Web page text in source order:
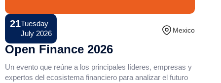
21Tuesday
July 2026
Conference Mexico
Open Finance 2026
Un evento que reúne a los principales líderes, empresas y
expertos del ecosistema financiero para analizar el futuro